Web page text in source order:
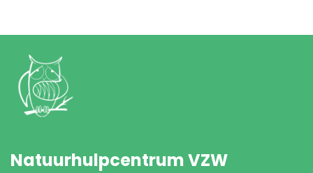
Natuurhulpcentrum VZW